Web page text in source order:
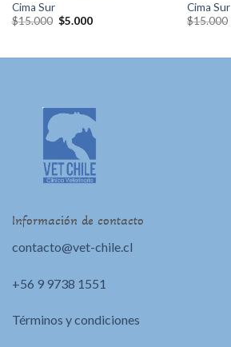
Cima Sur
$15.000 El
$15.000.
$5.000El
$5.000.
Cima Sur
$15.000
Información de contacto
contacto@vet-chile.cl
+56 9 9738 1551
Términos y condiciones